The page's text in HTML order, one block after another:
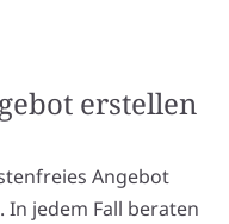
erstellen
Angebot
jedem Fall beraten